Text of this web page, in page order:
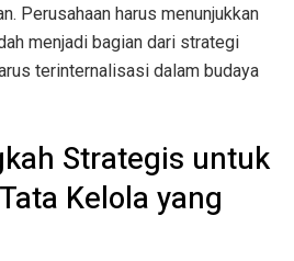
Perusahaan harus menunjukkan
menjadi bagian dari strategi
terinternalisasi dalam budaya
Strategis untuk
Kelola yang